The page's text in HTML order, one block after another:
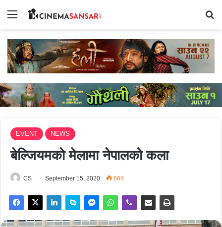
Menu
EVENT NEWS
बेल्जियमको मेलामा नेपालको कला
CS September 15, 2020 668